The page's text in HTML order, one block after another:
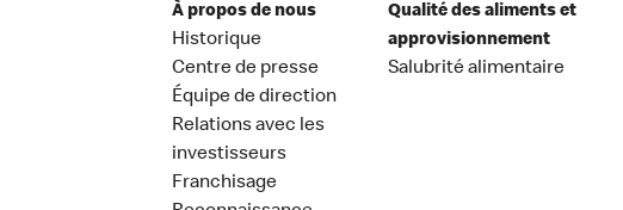
À propos de nous
Historique
Centre de presse
Équipe de direction
Relations avec les
investisseurs
Franchisage
Qualité des aliments et
approvisionnement
Salubrité alimentaire